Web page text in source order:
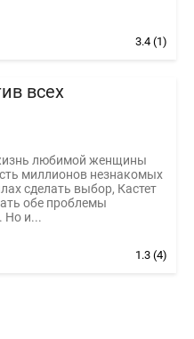
3.4(1)
всех
любимой женщины
миллионов незнакомых
сделать выбор, Кастет
обе проблемы
Но и...
1.3(4)